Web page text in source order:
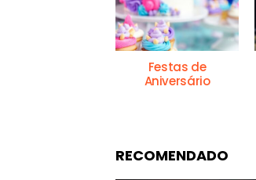
Festas de
Aniversário
RECOMENDADO